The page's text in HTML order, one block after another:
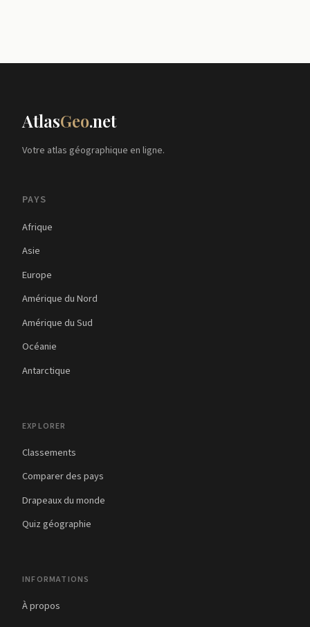
AtlasGeo.net
Votre atlas géographique en ligne.
PAYS
Afrique
Asie
Europe
Amérique du Nord
Amérique du Sud
Océanie
Antarctique
EXPLORER
Classements
Comparer des pays
Drapeaux du monde
Quiz géographie
INFORMATIONS
À propos